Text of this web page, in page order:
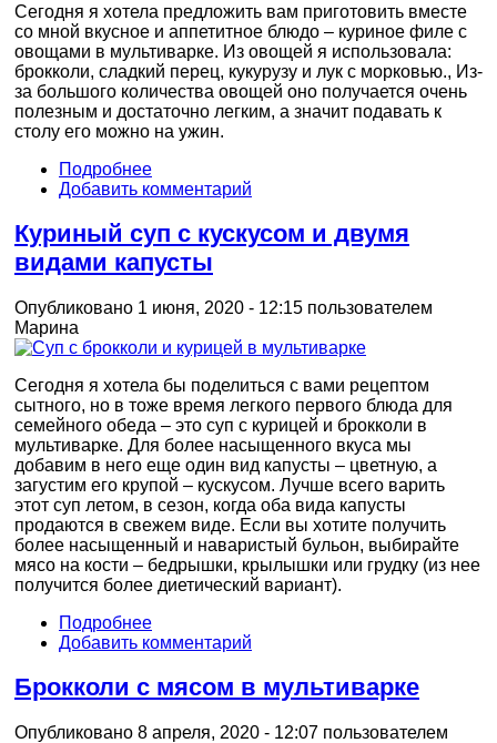
Сегодня я хотела предложить вам приготовить вместе
со мной вкусное и аппетитное блюдо – куриное филе с
овощами в мультиварке. Из овощей я использовала:
брокколи, сладкий перец, кукурузу и лук с морковью., Из-
за большого количества овощей оно получается очень
полезным и достаточно легким, а значит подавать к
столу его можно на ужин.
Подробнее
Добавить комментарий
Куриный суп с кускусом и двумя
видами капусты
Опубликовано 1 июня, 2020 - 12:15 пользователем
Марина
Сегодня я хотела бы поделиться с вами рецептом
сытного, но в тоже время легкого первого блюда для
семейного обеда – это суп с курицей и брокколи в
мультиварке. Для более насыщенного вкуса мы
добавим в него еще один вид капусты – цветную, а
загустим его крупой – кускусом. Лучше всего варить
этот суп летом, в сезон, когда оба вида капусты
продаются в свежем виде. Если вы хотите получить
более насыщенный и наваристый бульон, выбирайте
мясо на кости – бедрышки, крылышки или грудку (из нее
получится более диетический вариант).
Подробнее
Добавить комментарий
Брокколи с мясом в мультиварке
Опубликовано 8 апреля, 2020 - 12:07 пользователем